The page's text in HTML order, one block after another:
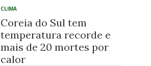
CLIMA
Coreia do Sul tem
temperatura recorde e
mais de 20 mortes por
calor